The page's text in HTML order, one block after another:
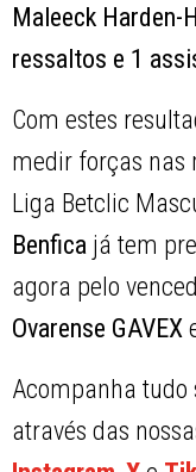
Maleeck Harden-
ressaltos e 1
Com estes
medir forças nas
Liga Betclic
Benfica já tem
agora pelo
Ovarense GAVEX
Acompanha tudo
através das